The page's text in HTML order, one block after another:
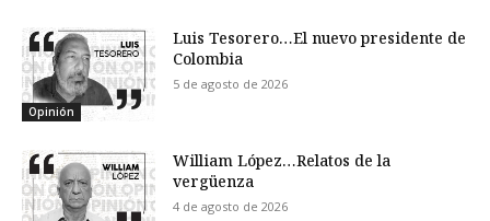
Opinión
Luis Tesorero…El nuevo presidente de
Colombia
5 de agosto de 2026
William López…Relatos de la
vergüenza
4 de agosto de 2026